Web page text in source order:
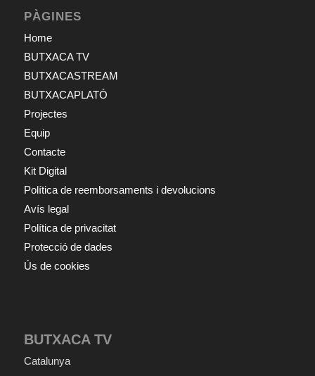
PÀGINES
Home
BUTXACA TV
BUTXACASTREAM
BUTXACAPLATÓ
Projectes
Equip
Contacte
Kit Digital
Política de reemborsaments i devolucions
Avís legal
Política de privacitat
Protecció de dades
Ús de cookies
BUTXACA TV
Catalunya